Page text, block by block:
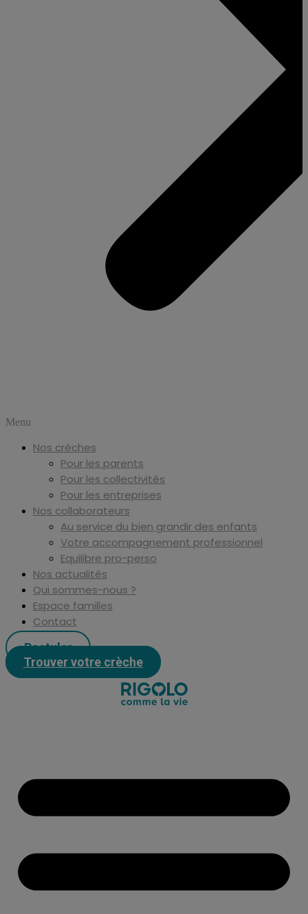
Menu
Nos crèches
Pour les parents
Pour les collectivités
Pour les entreprises
Nos collaborateurs
Au service du bien grandir des enfants
Votre accompagnement professionnel
Equilibre pro-perso
Nos actualités
Qui sommes-nous ?
Espace familles
Contact
Postuler
Trouver votre crèche